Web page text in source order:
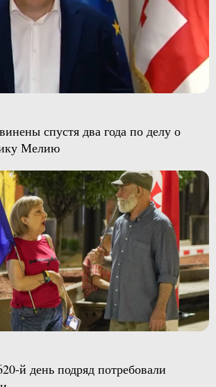
спустя два года по делу о
Мелию
й день подряд потребовали